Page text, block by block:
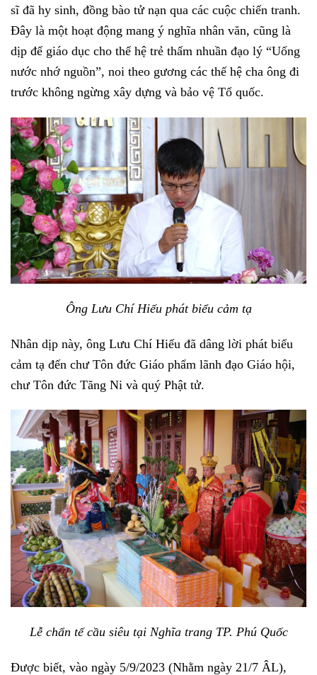
sĩ đã hy sinh, đồng bào tử nạn qua các cuộc chiến tranh.
Đây là một hoạt động mang ý nghĩa nhân văn, cũng là
dịp để giáo dục cho thế hệ trẻ thấm nhuần đạo lý “Uống
nước nhớ nguồn”, noi theo gương các thế hệ cha ông đi
trước không ngừng xây dựng và bảo vệ Tổ quốc.
Ông Lưu Chí Hiếu phát biểu cảm tạ
Nhân dịp này, ông Lưu Chí Hiếu đã dâng lời phát biểu
cảm tạ đến chư Tôn đức Giáo phẩm lãnh đạo Giáo hội,
chư Tôn đức Tăng Ni và quý Phật tử.
Lễ chẩn tế cầu siêu tại Nghĩa trang TP. Phú Quốc
Được biết, vào ngày 5/9/2023 (Nhằm ngày 21/7 ÂL),